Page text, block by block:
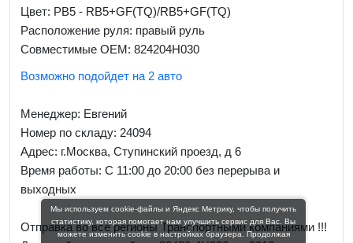
Цвет: PB5 - RB5+GF(TQ)/RB5+GF(TQ)
Расположение руля: правый руль
Совместимые OEM: 824204H030
Возможно подойдет на 2 авто
Менеджер: Евгений
Номер по складу: 24094
Адрес: г.Москва, Ступинский проезд, д 6
Время работы: С 11:00 до 20:00 без перерыва и
выходных
Отправка во все регионы Транспортными компаниями !!!
Мы используем cookie-файлы и Яндекс Метрику, чтобы получить
статистику, которая помогает нам улучшить сервис для Вас. Вы
можете изменить cookie в настройках браузера. Продолжая